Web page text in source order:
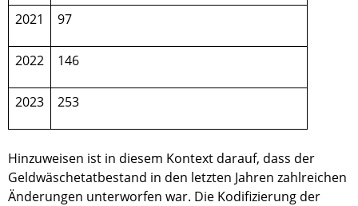
2021 97
2022 146
2023 253
Hinzuweisen ist in diesem Kontext darauf, dass der
Geldwäschetatbestand in den letzten Jahren zahlreichen
Änderungen unterworfen war. Die Kodifizierung der